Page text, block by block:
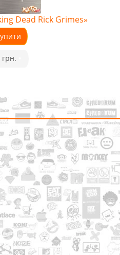
Dead Rick Grimes»
грн.